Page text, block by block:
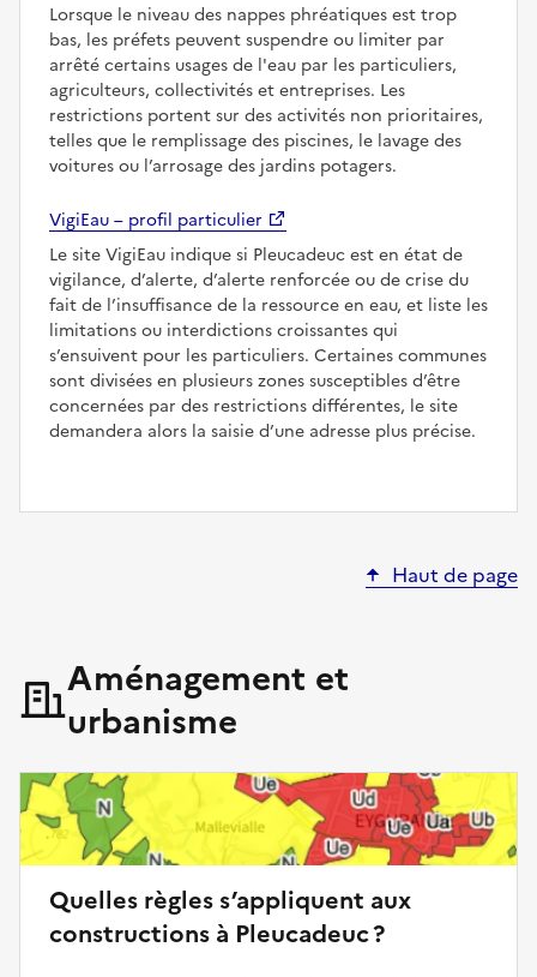
Lorsque le niveau des nappes phréatiques est trop
bas, les préfets peuvent suspendre ou limiter par
arrêté certains usages de l'eau par les particuliers,
agriculteurs, collectivités et entreprises. Les
restrictions portent sur des activités non prioritaires,
telles que le remplissage des piscines, le lavage des
voitures ou l’arrosage des jardins potagers.
VigiEau – profil particulier
Le site VigiEau indique si Pleucadeuc est en état de
vigilance, d’alerte, d’alerte renforcée ou de crise du
fait de l’insuffisance de la ressource en eau, et liste les
limitations ou interdictions croissantes qui
s’ensuivent pour les particuliers. Certaines communes
sont divisées en plusieurs zones susceptibles d’être
concernées par des restrictions différentes, le site
demandera alors la saisie d’une adresse plus précise.
Haut de page
Aménagement et
urbanisme
Quelles règles s’appliquent aux
constructions à Pleucadeuc ?